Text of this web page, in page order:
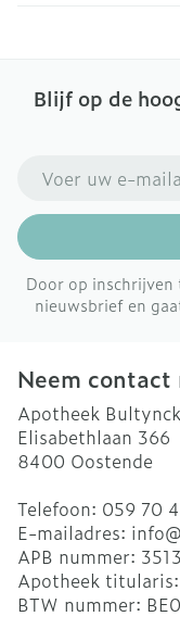
Blijf op de
Door op
nieuwsbrief en
Neem contact
Apotheek
Elisabethlaan 366
8400 Oostende
Telefoon: 059 70
E-mailadres: info@
APB nummer:
Apotheek titularis:
BTW nummer: